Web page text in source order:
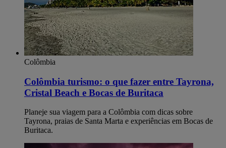
Colômbia
Colômbia turismo: o que fazer entre Tayrona,
Cristal Beach e Bocas de Buritaca
Planeje sua viagem para a Colômbia com dicas sobre
Tayrona, praias de Santa Marta e experiências em Bocas de
Buritaca.